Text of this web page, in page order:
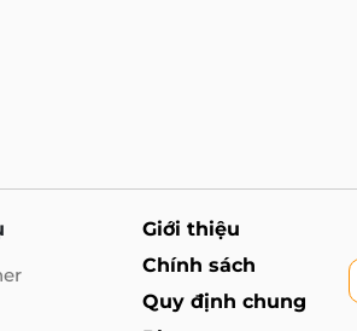
Giới thiệu
Chính sách
Quy định chung